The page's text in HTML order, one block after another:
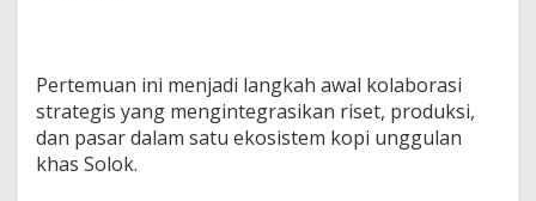
Pertemuan ini menjadi langkah awal kolaborasi
strategis yang mengintegrasikan riset, produksi,
dan pasar dalam satu ekosistem kopi unggulan
khas Solok.